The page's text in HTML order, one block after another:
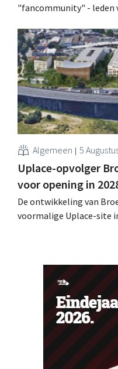
"fancommunity" -
de Lokerse Feesten.
haar trouwste klanten
ook een prijsvechter een
uitbouwen.
Algemeen 5
Uplace-opvolger
voor opening in
De ontwikkeling van
voormalige Uplace-site